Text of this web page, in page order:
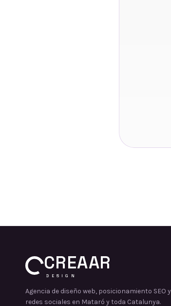
CREAAR
DESIGN
Agencia de diseño web, posicionamiento SEO y
redes sociales en Mataró y toda Catalunya.